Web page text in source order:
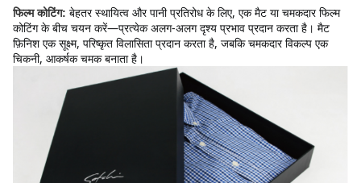
फिल्म कोटिंग: बेहतर स्थायित्व और पानी प्रतिरोध के लिए, एक मैट या चमकदार फिल्म
कोटिंग के बीच चयन करें—प्रत्येक अलग-अलग दृश्य प्रभाव प्रदान करता है। मैट
फ़िनिश एक सूक्ष्म, परिष्कृत विलासिता प्रदान करता है, जबकि चमकदार विकल्प एक
चिकनी, आकर्षक चमक बनाता है।